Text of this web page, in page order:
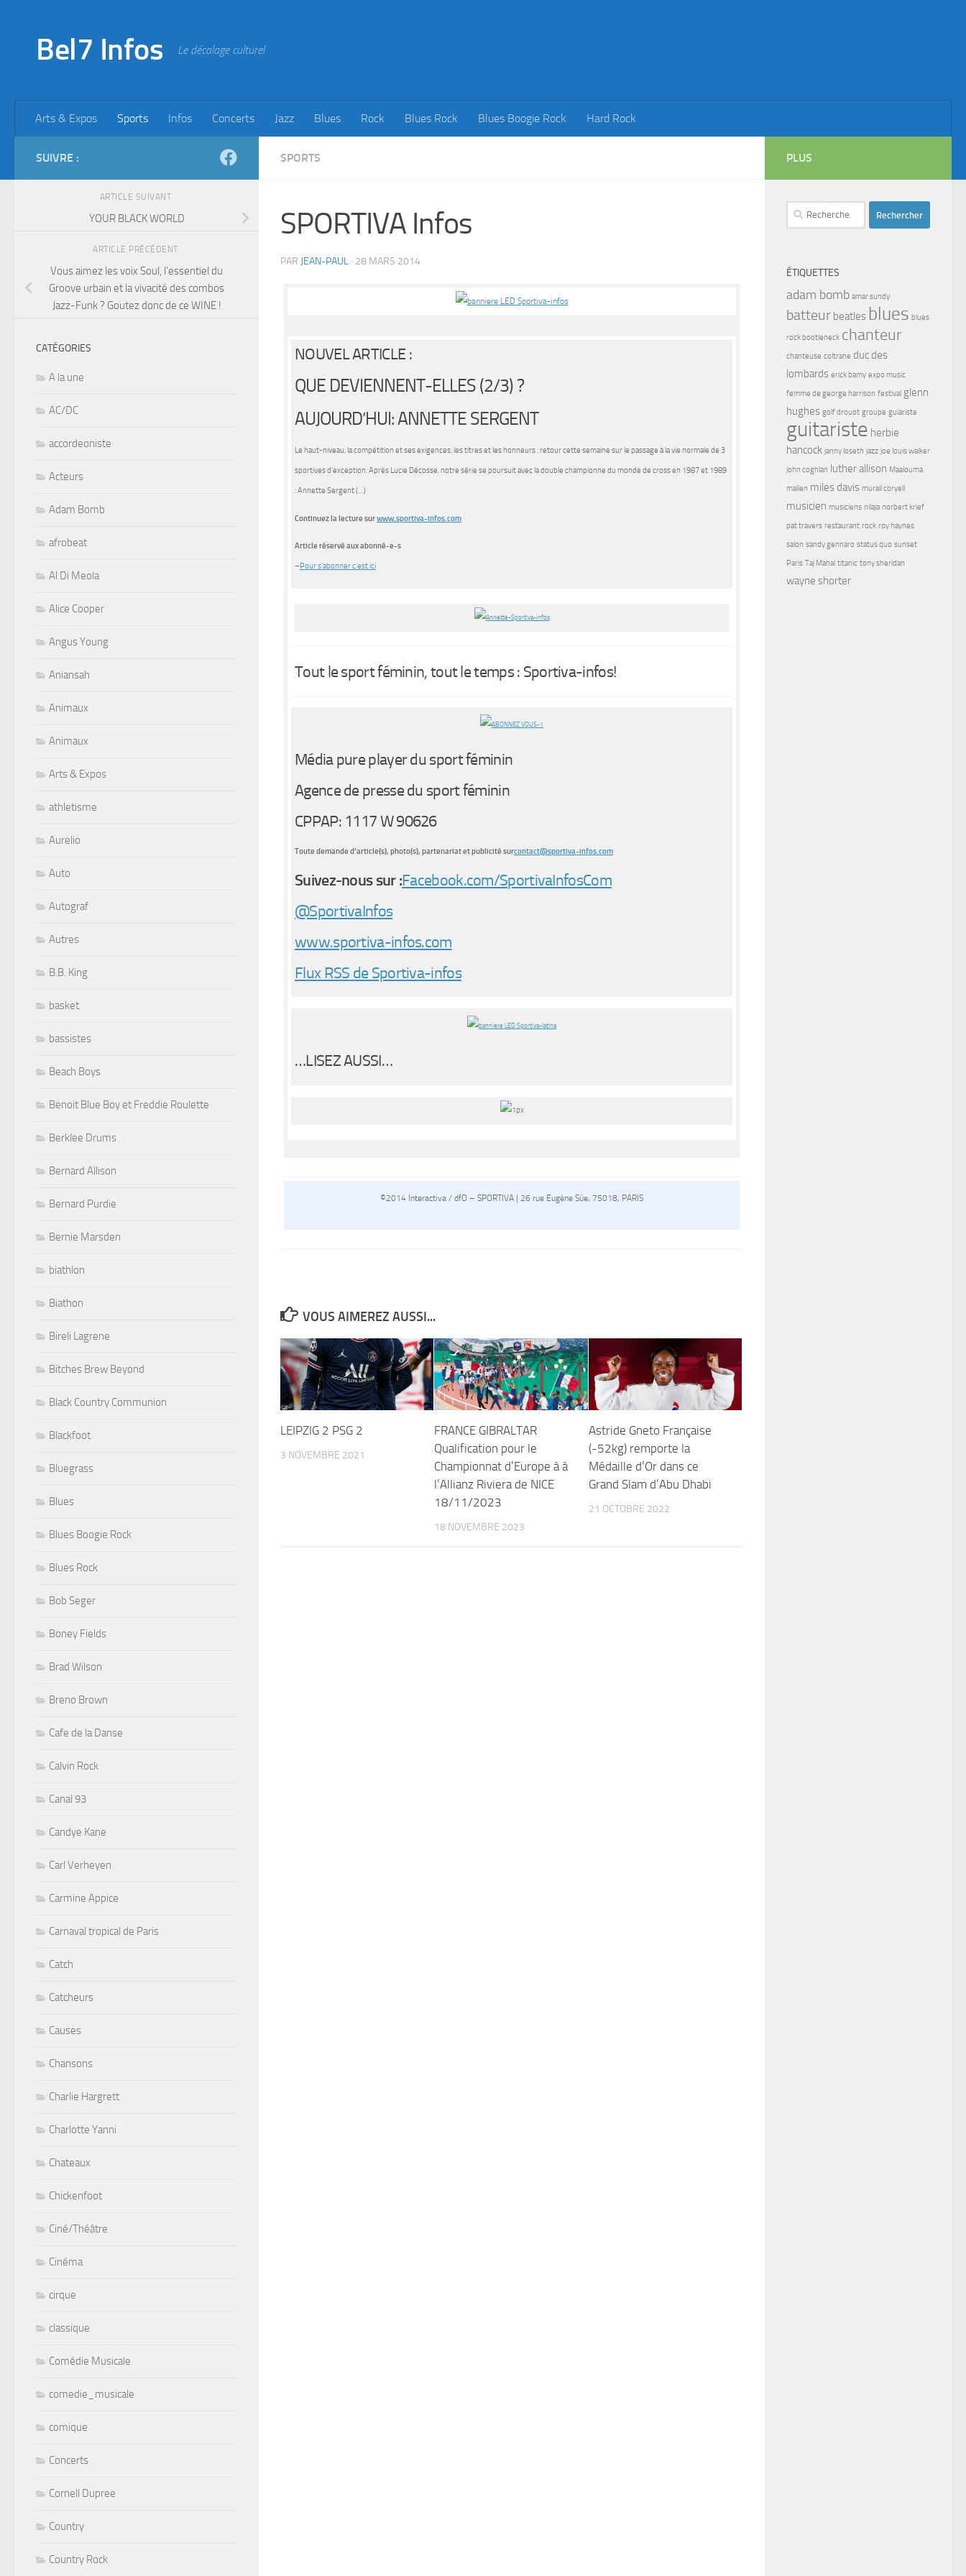
Bel7 Infos Le décalage culturel
Arts & Expos Sports Infos Concerts Jazz Blues Rock Blues Rock Blues Boogie Rock Hard Rock
SPORTS
SPORTIVA Infos
PAR JEAN-PAUL · 28 MARS 2014
NOUVEL ARTICLE :
QUE DEVIENNENT-ELLES (2/3) ?
AUJOURD’HUI: ANNETTE SERGENT
Le haut-niveau, la compétition et ses exigences, les titres et les honneurs : retour cette semaine sur le passage à la vie normale de 3
sportives d’exception. Après Lucie Décosse, notre série se poursuit avec la double championne du monde de cross en 1987 et 1989
: Annette Sergent (…)
Continuez la lecture surwww.sportiva-infos.com
Article réservé aux abonné-e-s
–Pour s’abonner c’est ici
Tout le sport féminin, tout le temps : Sportiva-infos!
Média pure player du sport féminin
Agence de presse du sport féminin
CPPAP: 1117 W 90626
Toute demande d’article(s), photo(s), partenariat et publicité surcontact@sportiva-infos.com
Suivez-nous sur :Facebook.com/SportivaInfosCom
@SportivaInfos
www.sportiva-infos.com
Flux RSS de Sportiva-infos
…LISEZ AUSSI…
©2014 Interactiva / dfO – SPORTIVA | 26 rue Eugène Süe, 75018, PARIS
VOUS AIMEREZ AUSSI...
LEIPZIG 2 PSG 2
3 NOVEMBRE 2021
FRANCE GIBRALTAR
Qualification pour le
Championnat d’Europe à à
l’Allianz Riviera de NICE
18/11/2023
18 NOVEMBRE 2023
Astride Gneto Française
(-52kg) remporte la
Médaille d’Or dans ce
Grand Slam d’Abu Dhabi
21 OCTOBRE 2022
SUIVRE :
ARTICLE SUIVANT
YOUR BLACK WORLD
ARTICLE PRÉCÉDENT
Vous aimez les voix Soul, l’essentiel du
Groove urbain et la vivacité des combos
Jazz-Funk ? Goutez donc de ce WINE !
CATÉGORIES
A la une
AC/DC
accordeoniste
Acteurs
Adam Bomb
afrobeat
Al Di Meola
Alice Cooper
Angus Young
Aniansah
Animaux
Animaux
Arts & Expos
athletisme
Aurelio
Auto
Autograf
Autres
B.B. King
basket
bassistes
Beach Boys
Benoit Blue Boy et Freddie Roulette
Berklee Drums
Bernard Allison
Bernard Purdie
Bernie Marsden
biathlon
Biathon
Bireli Lagrene
Bitches Brew Beyond
Black Country Communion
Blackfoot
Bluegrass
Blues
Blues Boogie Rock
Blues Rock
Bob Seger
Boney Fields
Brad Wilson
Breno Brown
Cafe de la Danse
Calvin Rock
Canal 93
Candye Kane
Carl Verheyen
Carmine Appice
Carnaval tropical de Paris
Catch
Catcheurs
Causes
Chansons
Charlie Hargrett
Charlotte Yanni
Chateaux
Chickenfoot
Ciné/Théâtre
Cinéma
cirque
classique
Comédie Musicale
comedie_musicale
comique
Concerts
Cornell Dupree
Country
Country Rock
PLUS
Rechercher :
ÉTIQUETTES
adam bomb amar sundy
batteur beatles blues blues
rock bootleneck chanteur
chanteuse coltrane duc des
lombards erick bamy expo music
femme de george harrison festival glenn
hughes golf drouot groupe guiariste
guitariste herbie
hancock janny loseth jazz joe louis walker
john coghlan luther allison Maalouma
malien miles davis murali coryell
musicien musiciens nilaja norbert krief
pat travers restaurant rock roy haynes
salon sandy gennaro status quo sunset
Paris Taj Mahal titanic tony sheridan
wayne shorter